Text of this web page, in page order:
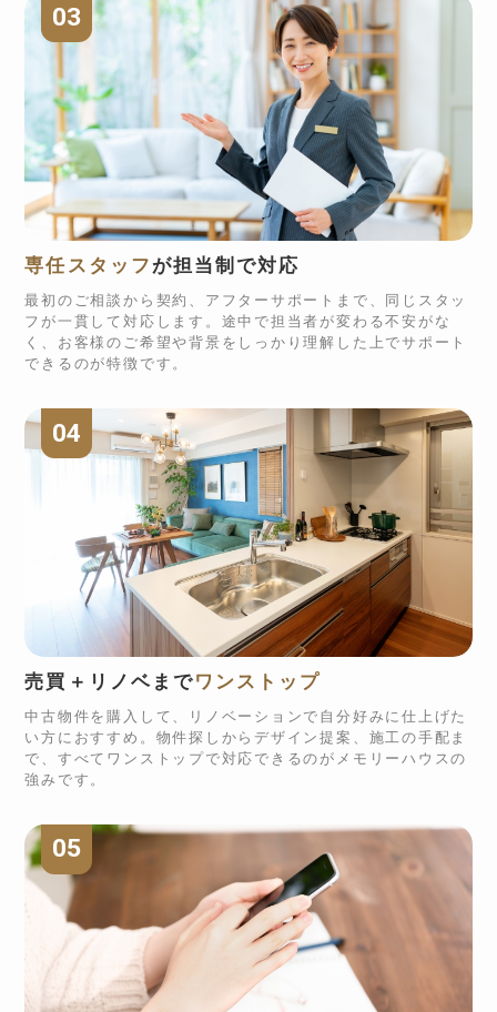
03
専任スタッフが担当制で対応
最初のご相談から契約、アフターサポートまで、同じスタッ
フが一貫して対応します。途中で担当者が変わる不安がな
く、お客様のご希望や背景をしっかり理解した上でサポート
できるのが特徴です。
04
売買＋リノベまでワンストップ
中古物件を購入して、リノベーションで自分好みに仕上げた
い方におすすめ。物件探しからデザイン提案、施工の手配ま
で、すべてワンストップで対応できるのがメモリーハウスの
強みです。
05